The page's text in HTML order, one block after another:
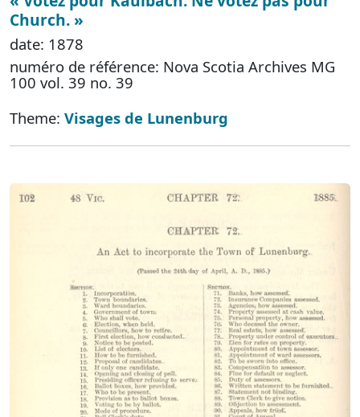
Church. »
date: 1878
numéro de référence: Nova Scotia Archives MG
100 vol. 39 no. 39
Theme: Visages de Lunenburg